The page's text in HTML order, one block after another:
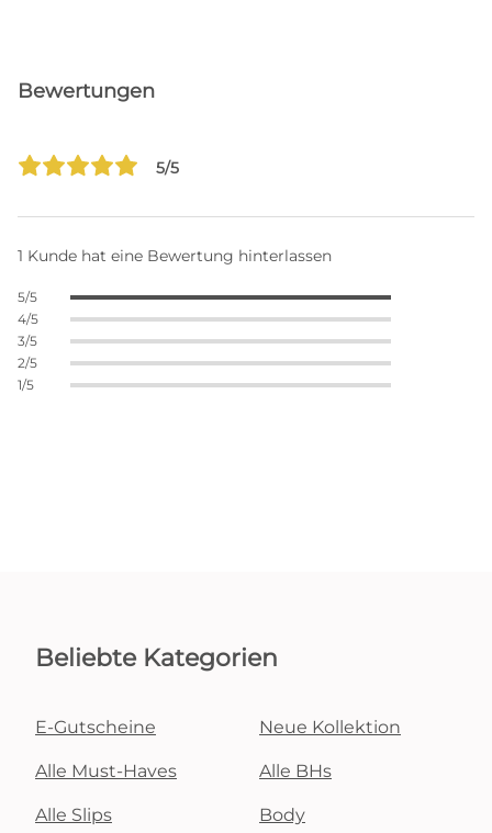
Bewertungen
5/5
1 Kunde hat eine Bewertung hinterlassen
5/5
4/5
3/5
2/5
1/5
Beliebte Kategorien
E-Gutscheine Neue Kollektion
Alle Must-Haves Alle BHs
Alle Slips Body